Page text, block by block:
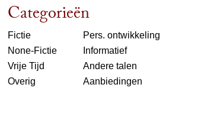
Categorieën
Fictie
None-Fictie
Vrije Tijd
Overig
Pers. ontwikkeling
Informatief
Andere talen
Aanbiedingen